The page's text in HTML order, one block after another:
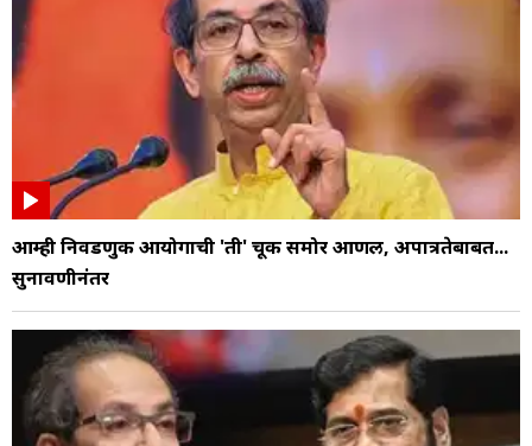
आम्ही निवडणुक आयोगाची 'ती' चूक समोर आणली, अपात्रतेबाबत...
सुनावणीनंतर